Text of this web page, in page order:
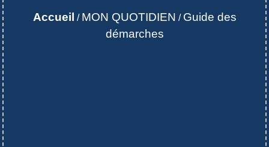
Accueil / MON QUOTIDIEN / Guide des
démarches